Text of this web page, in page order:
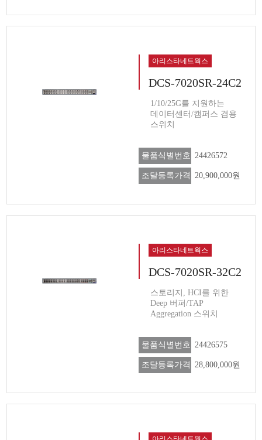
아리스타네트웍스
DCS-7020SR-24C2
1/10/25G를 지원하는
데이터센터/캠퍼스 겸용
스위치
물품식별번호 24426572
조달등록가격 20,900,000원
아리스타네트웍스
DCS-7020SR-32C2
스토리지, HCI를 위한
Deep 버퍼/TAP
Aggregation 스위치
물품식별번호 24426575
조달등록가격 28,800,000원